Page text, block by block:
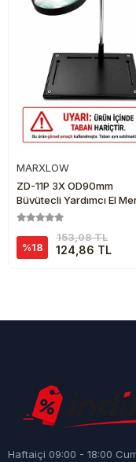
MARXLOW
ZD-11P 3X OD90mm
Büyüteçli Yardımcı El
Aparatı - Tabansız
%18
153,08 TL
124,86 TL
Haftaiçi 09:00 - 18:00